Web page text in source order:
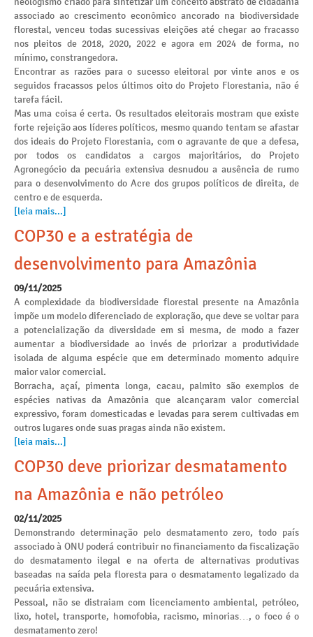
associado ao crescimento econômico ancorado na biodiversidade
florestal, venceu todas sucessivas eleições até chegar ao fracasso
nos pleitos de 2018, 2020, 2022 e agora em 2024 de forma, no
mínimo, constrangedora.
Encontrar as razões para o sucesso eleitoral por vinte anos e os
seguidos fracassos pelos últimos oito do Projeto Florestania, não é
tarefa fácil.
Mas uma coisa é certa. Os resultados eleitorais mostram que existe
forte rejeição aos líderes políticos, mesmo quando tentam se afastar
dos ideais do Projeto Florestania, com o agravante de que a defesa,
por todos os candidatos a cargos majoritários, do Projeto
Agronegócio da pecuária extensiva desnudou a ausência de rumo
para o desenvolvimento do Acre dos grupos políticos de direita, de
centro e de esquerda.
[leia mais...]
COP30 e a estratégia de
desenvolvimento para Amazônia
09/11/2025
A complexidade da biodiversidade florestal presente na Amazônia
impõe um modelo diferenciado de exploração, que deve se voltar para
a potencialização da diversidade em si mesma, de modo a fazer
aumentar a biodiversidade ao invés de priorizar a produtividade
isolada de alguma espécie que em determinado momento adquire
maior valor comercial.
Borracha, açaí, pimenta longa, cacau, palmito são exemplos de
espécies nativas da Amazônia que alcançaram valor comercial
expressivo, foram domesticadas e levadas para serem cultivadas em
outros lugares onde suas pragas ainda não existem.
[leia mais...]
COP30 deve priorizar desmatamento
na Amazônia e não petróleo
02/11/2025
Demonstrando determinação pelo desmatamento zero, todo país
associado à ONU poderá contribuir no financiamento da fiscalização
do desmatamento ilegal e na oferta de alternativas produtivas
baseadas na saída pela floresta para o desmatamento legalizado da
pecuária extensiva.
Pessoal, não se distraiam com licenciamento ambiental, petróleo,
lixo, hotel, transporte, homofobia, racismo, minorias…, o foco é o
desmatamento zero!